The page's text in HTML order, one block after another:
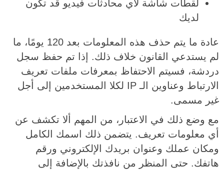
لقطات شاشة لأي محادثات فيديو قد تكون
لديك
عادة ما يتم حذف هذه المعلومات بعد 120 يومًا، ما
لم يستدعي القانون خلاف ذلك. إذا تم حفظ سجل
دردشة، فسيتم الاحتفاظ بمعرفات ملفات تعريف
الارتباط وعناوين الـ IP لكلا المستخدمين إلى أجل
غير مسمى.
مع وضع ذلك في الاعتبار، من المهم ألا تكشف عن
أي معلومات تعريف. يتضمن ذلك اسمك الكامل
ومكان عملك وعنوان بريدك الإلكتروني ورقم
هاتفك. حتى المنظر من نافذتك بالإضافة إلى